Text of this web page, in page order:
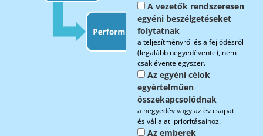
A vezetők rendszeresen
egyéni beszélgetéseket
folytatnak
a teljesítményről és a fejlődésről
(legalább negyedévente), nem
csak évente egyszer.
Az egyéni célok
egyértelműen
összekapcsolódnak
a negyedév vagy az év csapat-
és vállalati prioritásaihoz.
Az emberek